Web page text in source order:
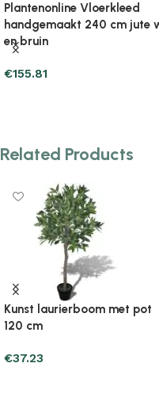
Plantenonline Vloerkleed
handgemaakt met spiraal
ontwerp 150 cm jute zwart
€70.55
Related Products
Kunst laurierboom met pot